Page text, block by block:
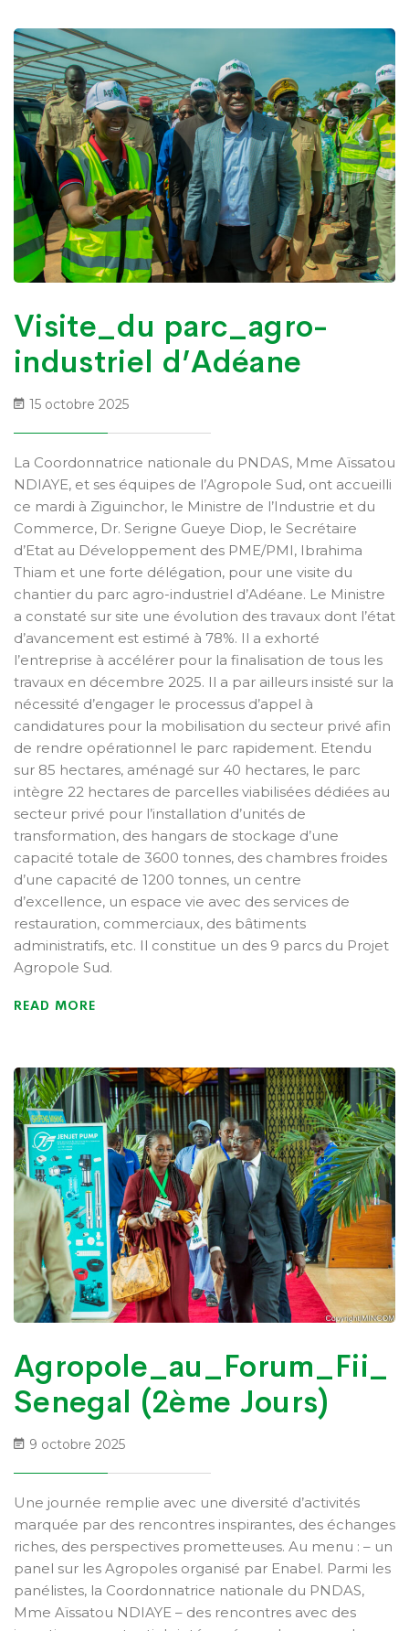
Visite_du parc_agro-
industriel d’Adéane
15 octobre 2025
La Coordonnatrice nationale du PNDAS, Mme Aïssatou
NDIAYE, et ses équipes de l’Agropole Sud, ont accueilli
ce mardi à Ziguinchor, le Ministre de l’Industrie et du
Commerce, Dr. Serigne Gueye Diop, le Secrétaire
d’Etat au Développement des PME/PMI, Ibrahima
Thiam et une forte délégation, pour une visite du
chantier du parc agro-industriel d’Adéane. Le Ministre
a constaté sur site une évolution des travaux dont l’état
d’avancement est estimé à 78%. Il a exhorté
l’entreprise à accélérer pour la finalisation de tous les
travaux en décembre 2025. Il a par ailleurs insisté sur la
nécessité d’engager le processus d’appel à
candidatures pour la mobilisation du secteur privé afin
de rendre opérationnel le parc rapidement. Etendu
sur 85 hectares, aménagé sur 40 hectares, le parc
intègre 22 hectares de parcelles viabilisées dédiées au
secteur privé pour l’installation d’unités de
transformation, des hangars de stockage d’une
capacité totale de 3600 tonnes, des chambres froides
d’une capacité de 1200 tonnes, un centre
d’excellence, un espace vie avec des services de
restauration, commerciaux, des bâtiments
administratifs, etc. Il constitue un des 9 parcs du Projet
Agropole Sud.
READ MORE
Agropole_au_Forum_Fii_
Senegal (2ème Jours)
9 octobre 2025
Une journée remplie avec une diversité d’activités
marquée par des rencontres inspirantes, des échanges
riches, des perspectives prometteuses. Au menu : – un
panel sur les Agropoles organisé par Enabel. Parmi les
panélistes, la Coordonnatrice nationale du PNDAS,
Mme Aïssatou NDIAYE – des rencontres avec des